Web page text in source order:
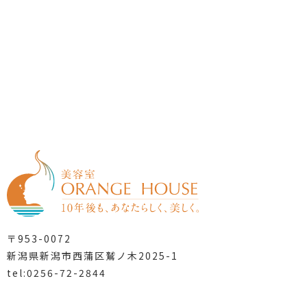
〒953-0072
新潟県新潟市西蒲区鷲ノ木2025-1
tel:0256-72-2844